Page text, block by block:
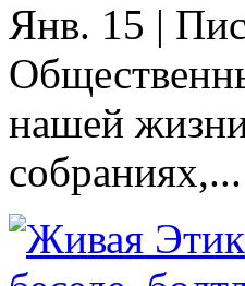
Янв. 15 |
нашей
собраниях,...